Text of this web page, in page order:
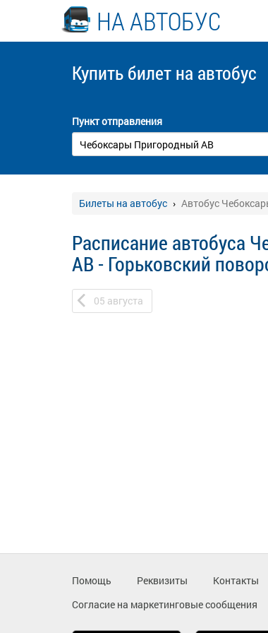
НА АВТОБУС
Купить билет на автобус
Пункт отправления
Билеты на автобус Автобус
Расписание автобуса
АВ - Горьковский
05 августа
Помощь Реквизиты Контакты
Согласие на маркетинговые сообщения